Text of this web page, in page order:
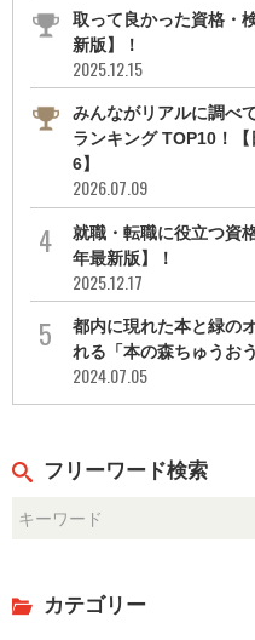
取って良かった資格・
新版】！
2025.12.15
みんながリアルに調べ
ランキング TOP10！
6】
2026.07.09
就職・転職に役立つ資
年最新版】！
2025.12.17
都内に現れた本と緑の
れる「本の森ちゅうお
2024.07.05
フリーワード検索
カテゴリー